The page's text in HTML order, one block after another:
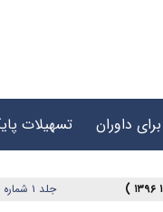
برای داوران تسهیلات
جلد ۱ شماره ۳ صفحات ۶۲-۵۴